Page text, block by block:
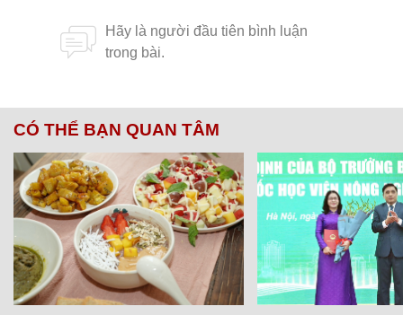
CÓ THỂ BẠN QUAN TÂM